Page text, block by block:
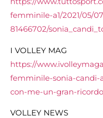
femminile-a1/2021/05/
81466702/
I VOLLEY MAG
https://
femminile-sonia-
con-me-un-gran-
VOLLEY NEWS